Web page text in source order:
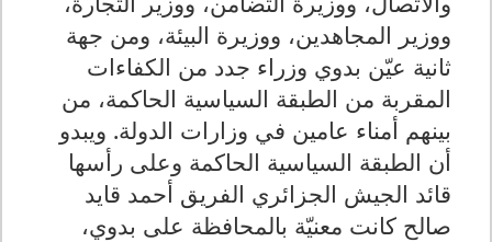
ووزير المجاهدين، ووزيرة البيئة، ومن جهة
ثانية عيّن بدوي وزراء جدد من الكفاءات
المقربة من الطبقة السياسية الحاكمة، من
بينهم أمناء عامين في وزارات الدولة. ويبدو
أن الطبقة السياسية الحاكمة وعلى رأسها
قائد الجيش الجزائري الفريق أحمد قايد
صالح كانت معنيّة بالمحافظة على بدوي،